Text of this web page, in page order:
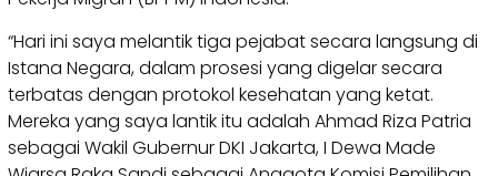
“Hari ini saya melantik tiga pejabat secara langsung di
Istana Negara, dalam prosesi yang digelar secara
terbatas dengan protokol kesehatan yang ketat.
Mereka yang saya lantik itu adalah Ahmad Riza Patria
sebagai Wakil Gubernur DKI Jakarta, I Dewa Made